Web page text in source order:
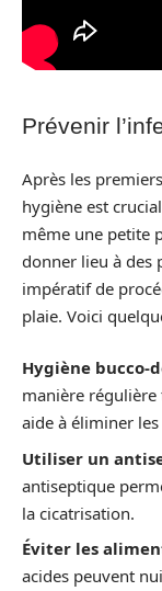
Prévenir
Après les
hygiène est
même une petite
donner lieu à des
impératif de
plaie. Voici
Hygiène bucco-
manière
aide à éliminer
Utiliser un
antiseptique
la cicatrisation.
Éviter les
acides peuvent